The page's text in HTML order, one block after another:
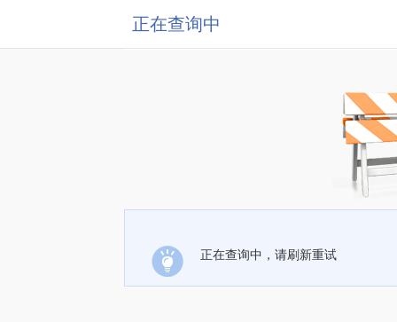
正在查询中
正在查询中，请刷新重试